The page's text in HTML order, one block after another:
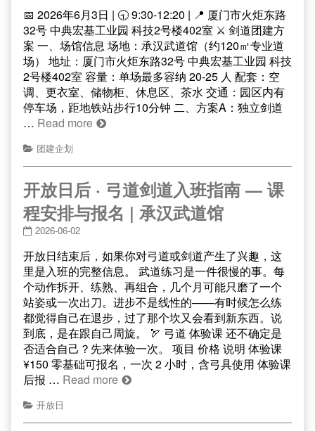
📅 2026年6月3日 | 🕤 9:30-12:20 | 📍 厦门市火炬东路
32号 中典宏基工业园 科技2号楼402室 ⚔️ 剑道团建方
案 一、场馆信息 场地：承汉武道馆（约120㎡专业道
场） 地址：厦门市火炬东路32号 中典宏基工业园 科技
2号楼402室 容量：单场最多容纳 20-25 人 配套：空
调、更衣室、储物柜、休息区、茶水 交通：园区内有
停车场，距地铁站步行10分钟 二、方案A：独立剑道
… Read more
团建企划
开放日后 · 弓道剑道入班指南 — 课
程安排与报名 | 承汉武道馆
2026-06-02
开放日结束后，如果你对弓道或剑道产生了兴趣，这
里是入班的完整信息。 武道练习是一件很慢的事。每
个动作拆开、练熟、再组合，几个月可能只磨了一个
站姿或一次出刀。进步不是线性的——有时候怎么练
都觉得自己在退步，过了那个坎又会看到新东西。说
到底，是在跟自己周旋。 🏹 弓道 体验课 还不确定是
否适合自己？先来体验一次。 项目 价格 说明 体验课
¥150 零基础可报名，一次 2 小时，含弓具使用 体验课
后报 … Read more
开放日